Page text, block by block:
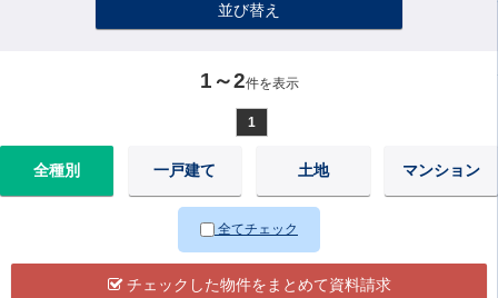
並び替え
1～2件を表示
1
全種別 一戸建て 土地 マンション
全てチェック
チェックした物件をまとめて資料請求